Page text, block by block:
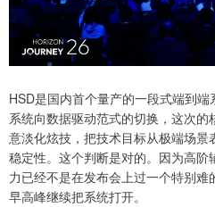
HSD是国内首个量产的一段式端到
系统向数据驱动范式的切换，这次
意淡化炫技，把技术目标从极端场
稳定性。这个判断是对的。因为高
力已经不是在发布会上过一个特别
早高峰继续把系统打开。